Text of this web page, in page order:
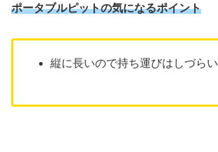
ポータブルピットの気になるポイント
縦に長いので持ち運びはしづらい